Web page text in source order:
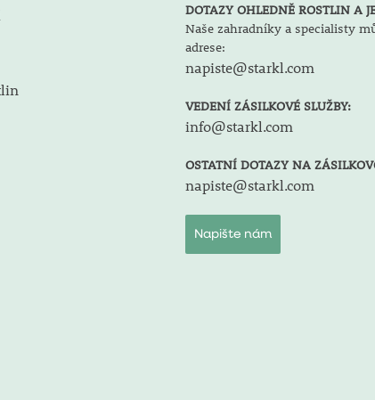
DOTAZY OHLEDNĚ ROSTLIN A
Naše zahradníky a specialisty
adrese:
napiste@starkl.com
VEDENÍ ZÁSILKOVÉ SLUŽBY:
info@starkl.com
OSTATNÍ DOTAZY NA
napiste@starkl.com
Napište nám